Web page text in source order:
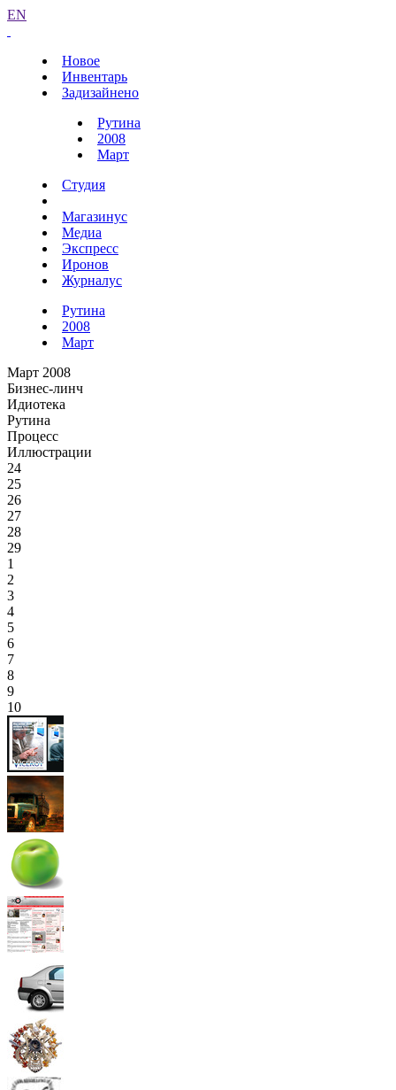
EN
Новое
Инвентарь
Задизайнено
Рутина
2008
Март
Студия
Магазинус
Медиа
Экспресс
Иронов
Журналус
Рутина
2008
Март
Март 2008
Бизнес-линч
Идиотека
Рутина
Процесс
Иллюстрации
24
25
26
27
28
29
1
2
3
4
5
6
7
8
9
10